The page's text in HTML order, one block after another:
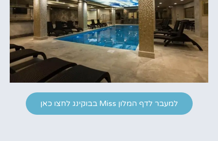
למעבר לדף המלון Miss בבוקינג לחצו כאן